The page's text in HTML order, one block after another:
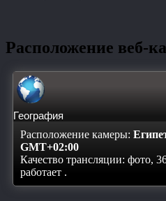
Расположение веб-
География
Расположение камеры:
GMT+02:00
Качество трансляции: фото,
работает .